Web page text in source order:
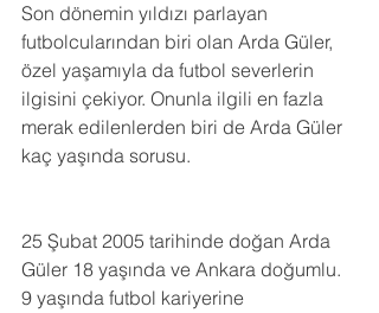
Son dönemin yıldızı parlayan
futbolcularından biri olan Arda Güler,
özel yaşamıyla da futbol severlerin
ilgisini çekiyor. Onunla ilgili en fazla
merak edilenlerden biri de Arda Güler
kaç yaşında sorusu.
25 Şubat 2005 tarihinde doğan Arda
Güler 18 yaşında ve Ankara doğumlu.
9 yaşında futbol kariyerine